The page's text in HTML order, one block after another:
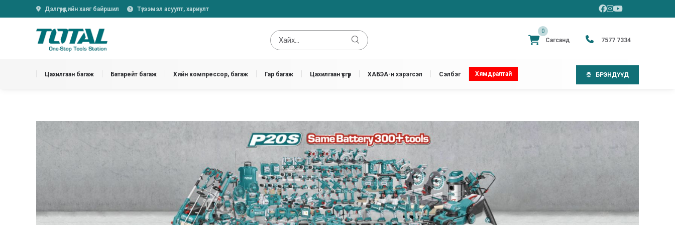
Дэлгүүрүүдийн хаяг байршил Түгээмэл асуулт, хариулт
0
Сагсанд
7577 7334
Цахилгаан багаж Батарейт багаж Хийн компрессор, багаж Гар багаж Цахилгаан үүсгүүр ХАБЭА-н хэрэгсэл Сэлбэг Хямдралтай БРЭНДҮҮД